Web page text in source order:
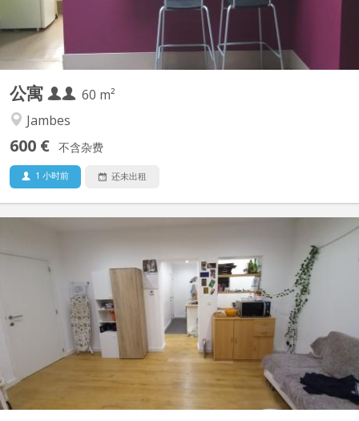
公寓
60 m²
Jambes
600 € 不含杂费
1 小时前 还未出租
KN 5742
RECHERCHE UN. E COLOCATAIRE C’est un appartement 8 pièces:
deux chambres, avec un grand salon- salle à manger, une cuisine
équipée, un WC, une salle de bain et un débarras. Il n’est pas
entièrement meublé mais il y a le nécessaire : table et chaises
dans le salon ; lit, bureau et garde-robe dans...